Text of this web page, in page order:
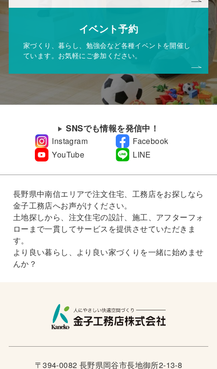
イベント予約
家づくり、暮らし、勉強会など各種イベントを開催し
ています。お気軽にご参加ください。
SNSでも情報を発信中！
Instagram
Facebook
YouTube
LINE
長野県中南信エリアで注文住宅、工務店をお探しなら
金子工務店へお声がけください。
土地探しから、注文住宅の設計、施工、アフターフォ
ローまで一貫してサービスを提供させていただきま
す。
より良い暮らし、より良い家づくりを一緒に始めませ
んか？
〒394-0082 長野県岡谷市長地御所2-13-8